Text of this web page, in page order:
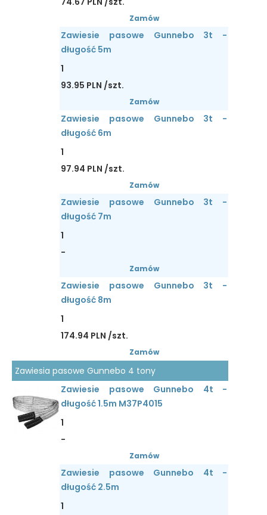
Zamów
Zawiesie pasowe Gunnebo 3t -
długość 5m
1
93.95 PLN /szt.
Zamów
Zawiesie pasowe Gunnebo 3t -
długość 6m
1
97.94 PLN /szt.
Zamów
Zawiesie pasowe Gunnebo 3t -
długość 7m
1
-
Zamów
Zawiesie pasowe Gunnebo 3t -
długość 8m
1
174.94 PLN /szt.
Zamów
Zawiesia pasowe Gunnebo 4 tony
Zawiesie pasowe Gunnebo 4t -
długość 1.5m M37P4015
1
-
Zamów
Zawiesie pasowe Gunnebo 4t -
długość 2.5m
1